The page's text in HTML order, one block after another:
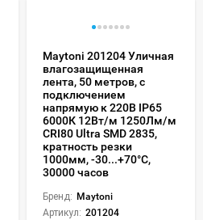
Maytoni 201204 Уличная
влагозащищенная
лента, 50 метров, с
подключением
напрямую к 220В IP65
6000К 12Вт/м 1250Лм/м
CRI80 Ultra SMD 2835,
кратность резки
1000мм, -30...+70°С,
30000 часов
Бренд: Maytoni
Артикул: 201204